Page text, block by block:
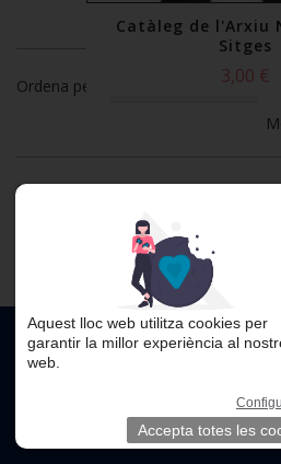
Catàleg de l'Arxiu
Sitges
3,00 €
Ordena per
26 Article(s)
Aquest lloc web utilitza cookies per
garantir la millor experiència al
web.
Accepta totes les